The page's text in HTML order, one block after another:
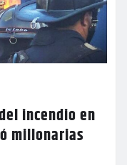
incendio en
millonarias